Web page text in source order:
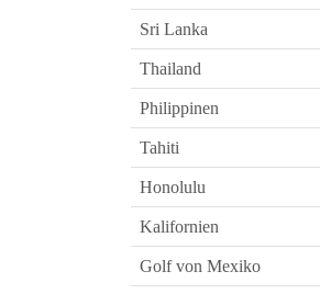
Sri Lanka
Thailand
Philippinen
Tahiti
Honolulu
Kalifornien
Golf von Mexiko